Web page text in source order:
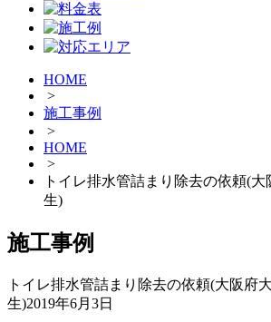
HOME
>
施工事例
>
HOME
>
トイレ排水管詰まり除去の依頼(
生)
施工事例
トイレ排水管詰まり除去の依頼(大阪府
生)2019年6月3日